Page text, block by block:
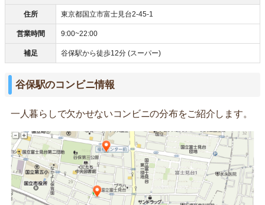
住所 東京都国立市富士見台2-45-1
営業時間 9:00~22:00
補足 谷保駅から徒歩12分 (スーパー)
谷保駅のコンビニ情報
一人暮らしで欠かせないコンビニの分布をご紹介します。